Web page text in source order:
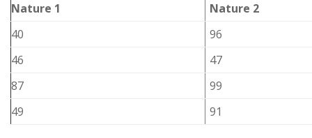
Nature 1
Nature 2
40
96
46
47
87
99
49
91